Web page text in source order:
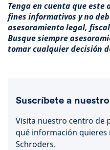
Tenga en cuenta que este
fines informativos y no
asesoramiento legal,
Busque siempre
tomar cualquier decisión
Suscríbete a
Visita nuestro centro de
qué información
Schroders.